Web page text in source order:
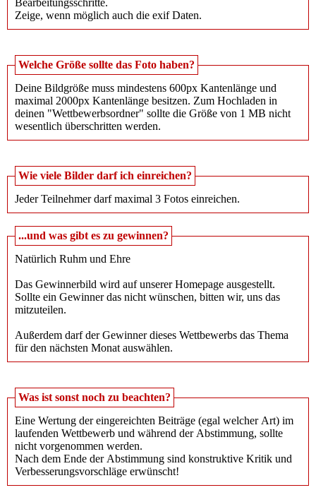
Bearbeitungsschritte.
Zeige, wenn möglich auch die exif Daten.
Welche Größe sollte das Foto haben?
Deine Bildgröße muss mindestens 600px Kantenlänge und
maximal 2000px Kantenlänge besitzen. Zum Hochladen in
deinen "Wettbewerbsordner" sollte die Größe von 1 MB nicht
wesentlich überschritten werden.
Wie viele Bilder darf ich einreichen?
Jeder Teilnehmer darf maximal 3 Fotos einreichen.
...und was gibt es zu gewinnen?
Natürlich Ruhm und Ehre
Das Gewinnerbild wird auf unserer Homepage ausgestellt.
Sollte ein Gewinner das nicht wünschen, bitten wir, uns das
mitzuteilen.
Außerdem darf der Gewinner dieses Wettbewerbs das Thema
für den nächsten Monat auswählen.
Was ist sonst noch zu beachten?
Eine Wertung der eingereichten Beiträge (egal welcher Art) im
laufenden Wettbewerb und während der Abstimmung, sollte
nicht vorgenommen werden.
Nach dem Ende der Abstimmung sind konstruktive Kritik und
Verbesserungsvorschläge erwünscht!